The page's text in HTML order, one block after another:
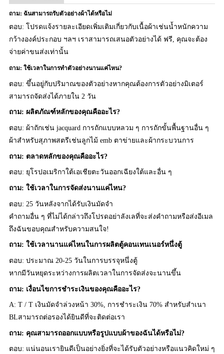
ถาม: ฉันสามารถรับตัวอย่างผ้าได้หรือไม่
ตอบ: โปรดแจ้งรายละเอียดเพิ่มเติมเกี่ยวกับเนื้อผ้าเช่นน้ำหนักความ
กว้างองค์ประกอบ ฯลฯ เราสามารถเสนอตัวอย่างได้ ฟรี, คุณจะต้อง
จ่ายค่าขนส่งเท่านั้น
ถาม: ใช้เวลาในการทำตัวอย่างนานแค่ไหน?
ตอบ: ขึ้นอยู่กับปริมาณของตัวอย่างหากคุณต้องการตัวอย่างมิเตอร์
สามารถจัดส่งได้ภายใน 2 วัน
ถาม: ผลิตภัณฑ์หลักของคุณคืออะไร?
ตอบ: ผ้าถักเช่น jacquard การถักแบบหลวม ๆ การถักขั้นพื้นฐานอื่น ๆ
ผ้าสำหรับสุภาพสตรีเช่นลูกไม้ emb ตาข่ายและผ้ากระบวนการ
ถาม: ตลาดหลักของคุณคืออะไร?
ตอบ: ยุโรปอเมริกาใต้เอเชียตะวันออกเฉียงใต้และอื่น ๆ
ถาม: ใช้เวลาในการจัดส่งนานแค่ไหน?
ตอบ: 25 วันหลังจากได้รับเงินมัดจำ
คำถามอื่น ๆ ที่ไม่ได้กล่าวถึงโปรดอย่าลังเลที่จะส่งคำถามหรือส่งอีเมล
ถึงฉันขอบคุณสำหรับความสนใจ!
ถาม: ใช้เวลานานแค่ไหนในการผลิตตู้คอนเทนเนอร์หนึ่งตู้
ตอบ: ประมาณ 20-25 วันในการบรรจุหนึ่งตู้
หากมีวันหยุดระหว่างการผลิตเวลาในการจัดส่งจะนานขึ้น
ถาม: เงื่อนไขการชำระเงินของคุณคืออะไร?
A: T / T เงินมัดจำล่วงหน้า 30%, การชำระเงิน 70% สำหรับสำเนา
BLสามารถต่อรองได้ยินดีที่จะติดต่อเรา
ถาม: คุณสามารถออกแบบหรือรูปแบบผ้าของฉันได้หรือไม่?
ตอบ: แน่นอนเรายินดีเป็นอย่างยิ่งที่จะได้รับตัวอย่างหรือแนวคิดใหม่ ๆ